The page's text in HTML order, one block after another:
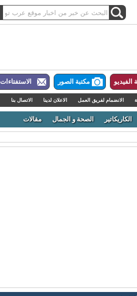
الفيديو مكتبة الصور الاستفتاءات
الانضمام لفريق العمل الاعلان لدينا الاتصال بنا
الكاريكاتير الصحة و الجمال مقالات